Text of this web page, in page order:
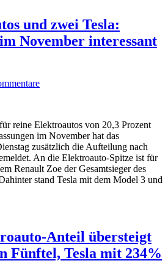
und zwei Tesla:
November interessant
reine Elektroautos von 20,3 Prozent
im November hat das
zusätzlich die Aufteilung nach
An die Elektroauto-Spitze ist für
Renault Zoe der Gesamtsieger des
stand Tesla mit dem Model 3 und
Anteil übersteigt
Fünftel, Tesla mit 234%